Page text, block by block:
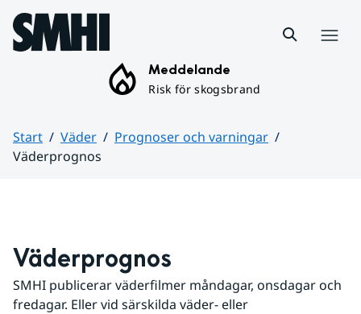
Hoppa till sidans innehåll
Meddelande
Risk för skogsbrand
Start Väder
Prognoser och varningar
Väderprognos
Väderprognos
SMHI publicerar väderfilmer måndagar, onsdagar och
fredagar. Eller vid särskilda väder- eller